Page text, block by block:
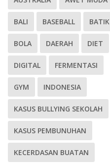
BALI BASEBALL BATIK
BOLA DAERAH DIET
DIGITAL FERMENTASI
GYM INDONESIA
KASUS BULLYING SEKOLAH
KASUS PEMBUNUHAN
KECERDASAN BUATAN